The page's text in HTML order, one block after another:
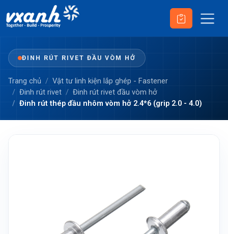
ĐINH RÚT RIVET ĐẦU VÒM HỞ
Trang chủ
Vật tư linh kiện lắp ghép - Fastener
Đinh rút rivet
Đinh rút rivet đầu vòm hở
Đinh rút thép đầu nhôm vòm hở 2.4*6 (grip 2.0 - 4.0)